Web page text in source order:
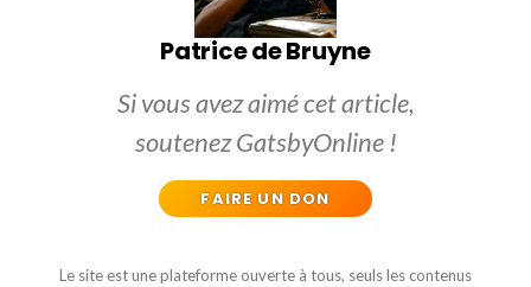
Patrice de Bruyne
Si vous avez aimé cet article,
soutenez GatsbyOnline !
FAIRE UN DON
Le site est une plateforme ouverte à tous, seuls les contenus